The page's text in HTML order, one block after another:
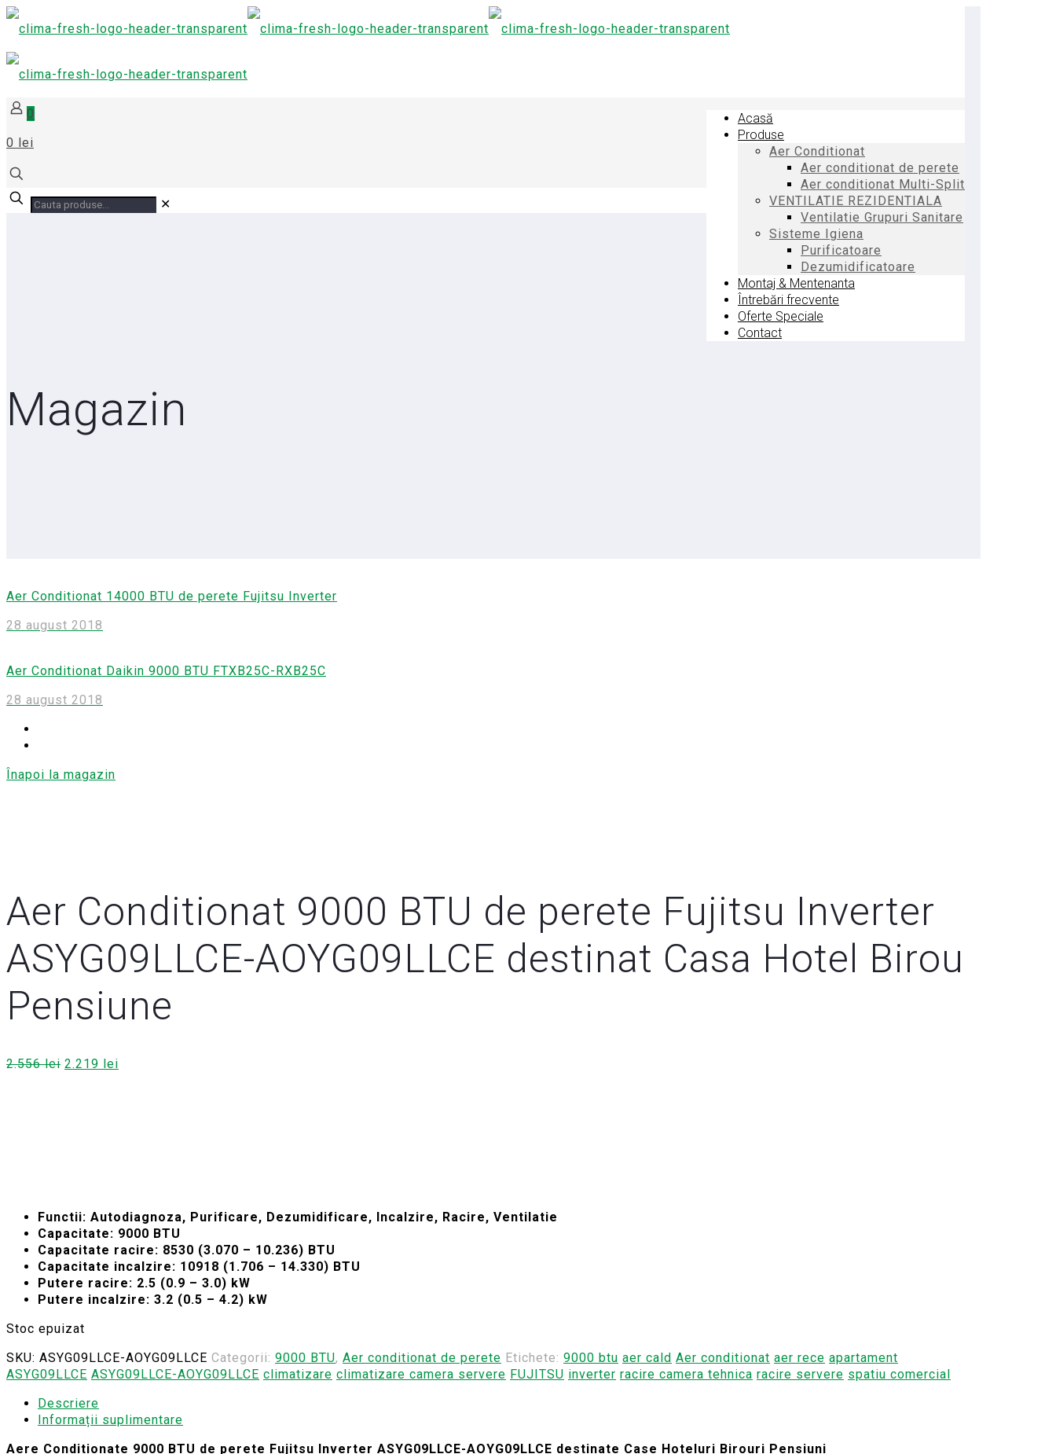
Acasă
Produse
Aer Conditionat
Aer conditionat de perete
Aer conditionat Multi-Split
VENTILATIE REZIDENTIALA
Ventilatie Grupuri Sanitare
Sisteme Igiena
Purificatoare
Dezumidificatoare
Montaj & Mentenanta
Întrebări frecvente
Oferte Speciale
Contact
0
0 lei
✕
Magazin
Aer Conditionat 14000 BTU de perete Fujitsu Inverter
28 august 2018
Aer Conditionat Daikin 9000 BTU FTXB25C-RXB25C
28 august 2018
Înapoi la magazin
Aer Conditionat 9000 BTU de perete Fujitsu Inverter
ASYG09LLCE-AOYG09LLCE destinat Casa Hotel Birou
Pensiune
2.556lei Prețul
2.219 lei
Functii: Autodiagnoza, Purificare, Dezumidificare, Incalzire, Racire, Ventilatie
Capacitate: 9000 BTU
Capacitate racire: 8530 (3.070 – 10.236) BTU
Capacitate incalzire: 10918 (1.706 – 14.330) BTU
Putere racire: 2.5 (0.9 – 3.0) kW
Putere incalzire: 3.2 (0.5 – 4.2) kW
Stoc epuizat
SKU: ASYG09LLCE-AOYG09LLCE Categorii: 9000 BTU, Aer conditionat de perete Etichete: 9000 btu aer cald Aer conditionat aer rece apartament
ASYG09LLCE ASYG09LLCE-AOYG09LLCE climatizare climatizare camera servere FUJITSU inverter racire camera tehnica racire servere spatiu comercial
Descriere
Informații suplimentare
Aere Conditionate 9000 BTU de perete Fujitsu Inverter ASYG09LLCE-AOYG09LLCE destinate Case Hoteluri Birouri Pensiuni